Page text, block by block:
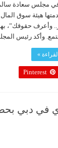
مجلس سعادة سالم
هيئة سوق
وأعرف حقوقك”،
وأكد رئيس
»
Pinterest
في دبي